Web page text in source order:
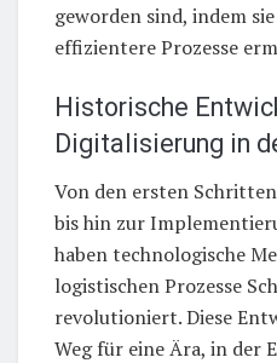
geworden sind, indem
effizientere Prozesse
Historische
Digitalisierung in
Von den ersten
bis hin zur
haben technologische
logistischen Prozesse
revolutioniert. Diese
Weg für eine Ära, in der